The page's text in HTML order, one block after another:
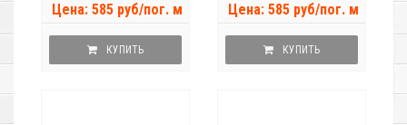
Цена: 585 руб/пог. м
КУПИТЬ
Цена: 585 руб/пог. м
КУПИТЬ